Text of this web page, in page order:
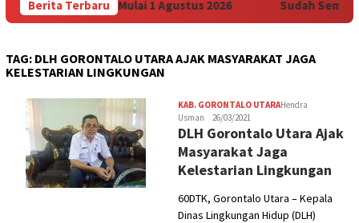
Berita Terbaru
di Sulawesi Mulai 1 Agustus 2026 Sudah
TAG: DLH GORONTALO UTARA AJAK MASYARAKAT JAGA
KELESTARIAN LINGKUNGAN
KAB. GORONTALO UTARAHendra
Usman
26/03/2021
DLH Gorontalo Utara Ajak
Masyarakat Jaga
Kelestarian Lingkungan
60DTK, Gorontalo Utara – Kepala
Dinas Lingkungan Hidup (DLH)